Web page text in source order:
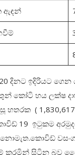
ඇඳන්
දිනට ඉදිරියට
කෝටි හය ලක්ෂ
හතරක (
19 ඉටුකම
කරමින් සිටින බව